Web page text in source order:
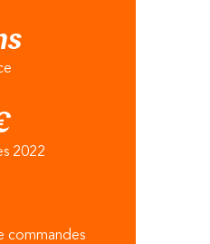
2022
commandes